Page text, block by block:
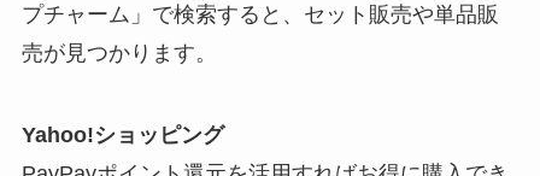
プチャーム」で検索すると、セット販売や単品販
売が見つかります。
Yahoo!ショッピング